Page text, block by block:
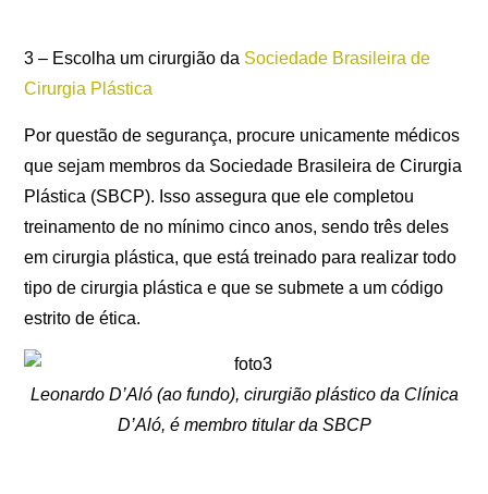
3 – Escolha um cirurgião da Sociedade Brasileira de
Cirurgia Plástica
Por questão de segurança, procure unicamente médicos
que sejam membros da Sociedade Brasileira de Cirurgia
Plástica (SBCP). Isso assegura que ele completou
treinamento de no mínimo cinco anos, sendo três deles
em cirurgia plástica, que está treinado para realizar todo
tipo de cirurgia plástica e que se submete a um código
estrito de ética.
Leonardo D’Aló (ao fundo), cirurgião plástico da Clínica
D’Aló, é membro titular da SBCP